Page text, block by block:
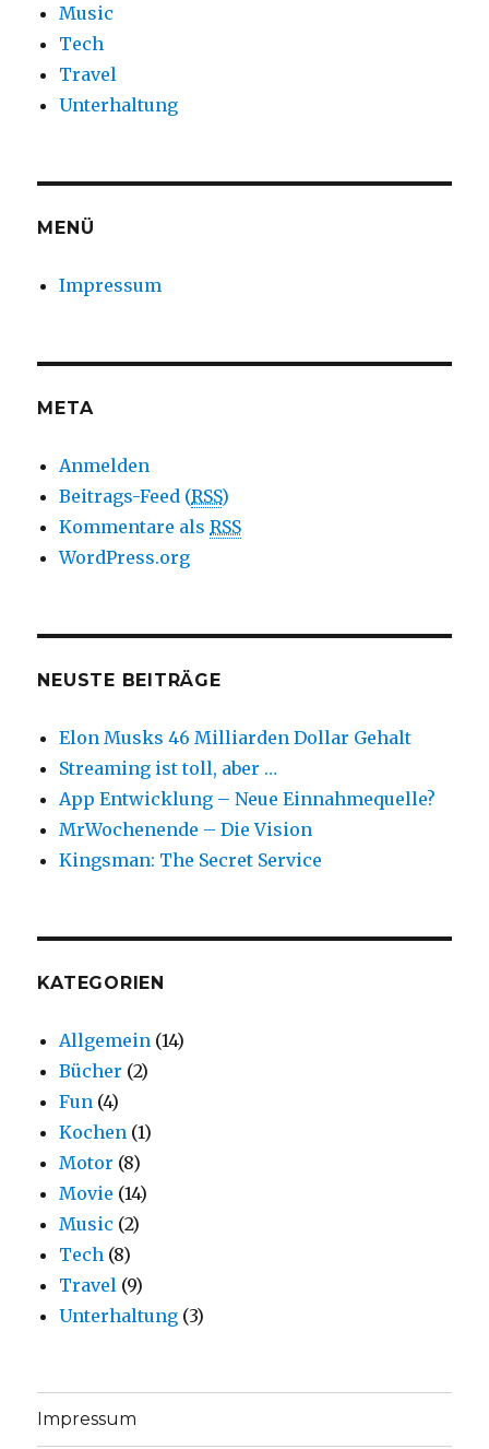
Music
Tech
Travel
Unterhaltung
MENÜ
Impressum
META
Anmelden
Beitrags-Feed (RSS)
Kommentare alsRSS
WordPress.org
NEUSTE BEITRÄGE
Elon Musks 46 Milliarden Dollar Gehalt
Streaming ist toll, aber …
App Entwicklung – Neue Einnahmequelle?
MrWochenende – Die Vision
Kingsman: The Secret Service
KATEGORIEN
Allgemein (14)
Bücher (2)
Fun (4)
Kochen (1)
Motor (8)
Movie (14)
Music (2)
Tech (8)
Travel (9)
Unterhaltung (3)
Impressum